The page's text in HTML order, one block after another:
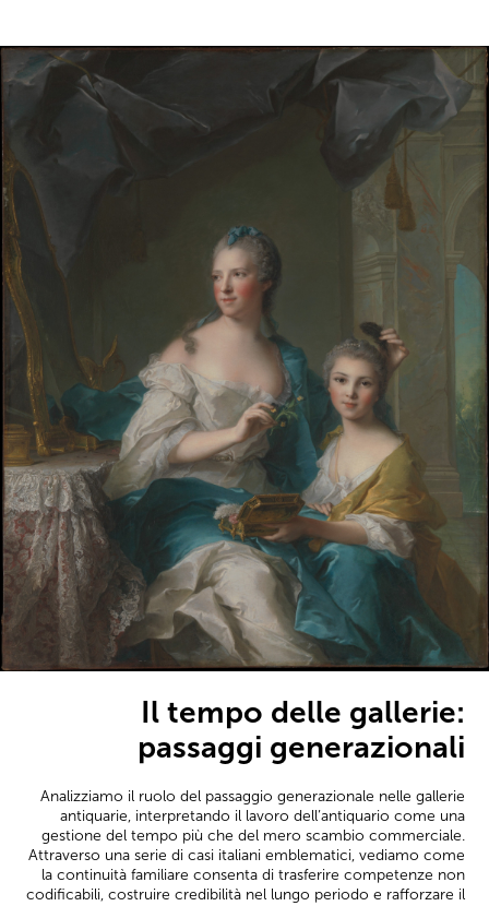
Il tempo delle gallerie:
passaggi generazionali
Analizziamo il ruolo del passaggio generazionale nelle gallerie
antiquarie, interpretando il lavoro dell’antiquario come una
gestione del tempo più che del mero scambio commerciale.
Attraverso una serie di casi italiani emblematici, vediamo come
la continuità familiare consenta di trasferire competenze non
codificabili, costruire credibilità nel lungo periodo e rafforzare il